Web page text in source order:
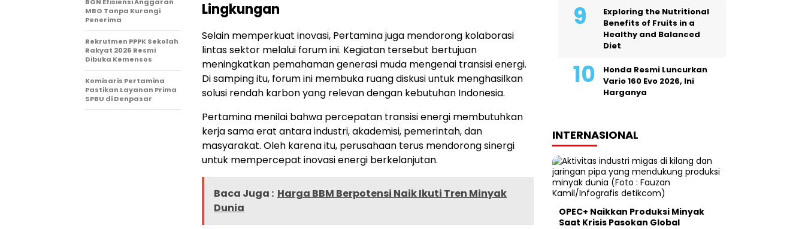
Lingkungan
Selain memperkuat inovasi, Pertamina juga mendorong kolaborasi
lintas sektor melalui forum ini. Kegiatan tersebut bertujuan
meningkatkan pemahaman generasi muda mengenai transisi energi.
Di samping itu, forum ini membuka ruang diskusi untuk menghasilkan
solusi rendah karbon yang relevan dengan kebutuhan Indonesia.
Pertamina menilai bahwa percepatan transisi energi membutuhkan
kerja sama erat antara industri, akademisi, pemerintah, dan
masyarakat. Oleh karena itu, perusahaan terus mendorong sinergi
untuk mempercepat inovasi energi berkelanjutan.
Baca Juga : Harga BBM Berpotensi Naik Ikuti Tren Minyak
Dunia
MBG Tanpa Kurangi
Penerima
Rekrutmen PPPK Sekolah
Rakyat 2026 Resmi
Dibuka Kemensos
Komisaris Pertamina
Pastikan Layanan Prima
SPBU di Denpasar
Exploring the Nutritional
Benefits of Fruits in a
Healthy and Balanced
Diet
Honda Resmi Luncurkan
Vario 160 Evo 2026, Ini
Harganya
INTERNASIONAL
OPEC+ Naikkan Produksi Minyak
Saat Krisis Pasokan Global